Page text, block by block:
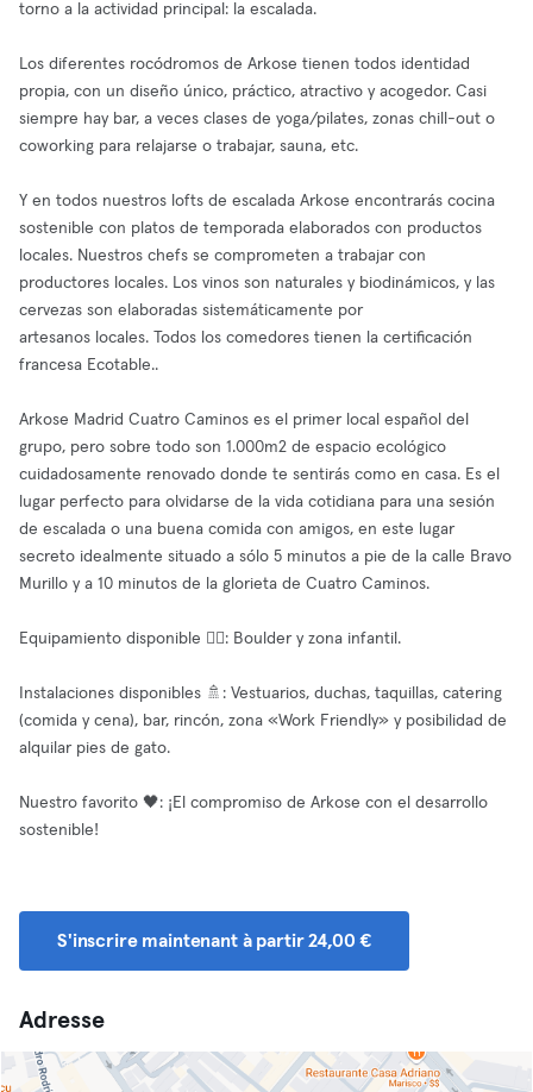
torno a la actividad principal: la escalada.
Los diferentes rocódromos de Arkose tienen todos identidad
propia, con un diseño único, práctico, atractivo y acogedor. Casi
siempre hay bar, a veces clases de yoga/pilates, zonas chill-out o
coworking para relajarse o trabajar, sauna, etc.
Y en todos nuestros lofts de escalada Arkose encontrarás cocina
sostenible con platos de temporada elaborados con productos
locales. Nuestros chefs se comprometen a trabajar con
productores locales. Los vinos son naturales y biodinámicos, y las
cervezas son elaboradas sistemáticamente por
artesanos locales. Todos los comedores tienen la certificación
francesa Ecotable..
Arkose Madrid Cuatro Caminos es el primer local español del
grupo, pero sobre todo son 1.000m2 de espacio ecológico
cuidadosamente renovado donde te sentirás como en casa. Es el
lugar perfecto para olvidarse de la vida cotidiana para una sesión
de escalada o una buena comida con amigos, en este lugar
secreto idealmente situado a sólo 5 minutos a pie de la calle Bravo
Murillo y a 10 minutos de la glorieta de Cuatro Caminos.
Equipamiento disponible 🧘‍♂️: Boulder y zona infantil.
Instalaciones disponibles 🚿: Vestuarios, duchas, taquillas, catering
(comida y cena), bar, rincón, zona «Work Friendly» y posibilidad de
alquilar pies de gato.
Nuestro favorito 🖤: ¡El compromiso de Arkose con el desarrollo
sostenible!
S'inscrire maintenant à partir 24,00 €
Adresse